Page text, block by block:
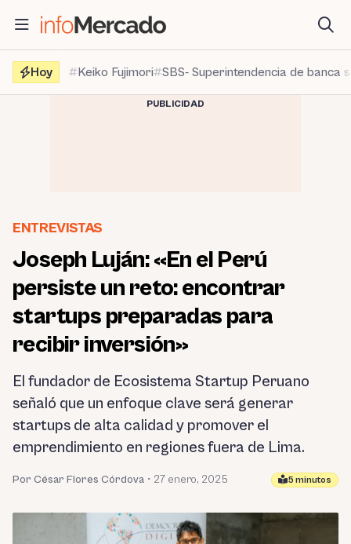
contenido
Hoy
Keiko Fujimori SBS- Superintendencia de banca
PUBLICIDAD
ENTREVISTAS
Joseph Luján: «En el Perú
persiste un reto: encontrar
startups preparadas para
recibir inversión»
El fundador de Ecosistema Startup Peruano
señaló que un enfoque clave será generar
startups de alta calidad y promover el
emprendimiento en regiones fuera de Lima.
Por César Flores Córdova • 27 enero, 2025 5 minutos